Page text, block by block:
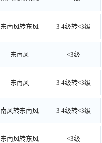
东南风转东风 3-4级转<3级
东南风 <3级
东南风 3-4级转<3级
南风转东南风 3-4级转<3级
东南风转东风 <3级